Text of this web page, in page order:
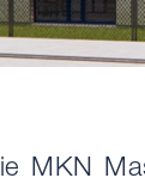
MKN